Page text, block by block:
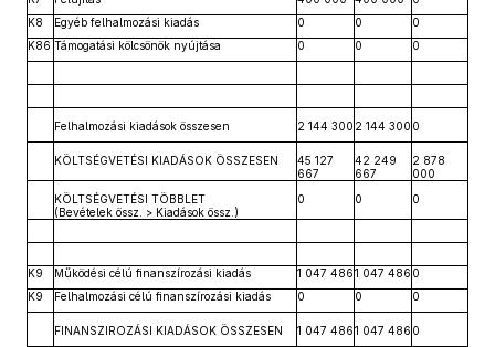
K8
Egyéb felhalmozási kiadás 0 0
0
K86 Támogatási kölcsönök nyújtása 0 0 0
Felhalmozási kiadások összesen 2 144 300 2 144 300 0
KÖLTSÉGVETÉSI KIADÁSOK ÖSSZESEN
45 127
667
42 249
667
2 878
000
KÖLTSÉGVETÉSI TÖBBLET
(Bevételek össz. > Kiadások össz.)
0 0 0
K9 Működési célú finanszírozási kiadás 1 047 4861 047 486 0
K9
Felhalmozási célú finanszírozási kiadás 0 0 0
FINANSZIROZÁSI KIADÁSOK ÖSSZESEN 1 047 4861 047 486 0